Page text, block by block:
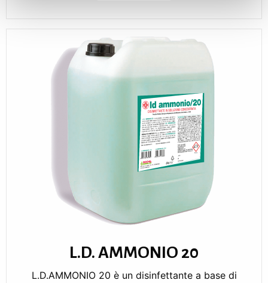
L.D. AMMONIO 20
L.D.AMMONIO 20 è un disinfettante a base di